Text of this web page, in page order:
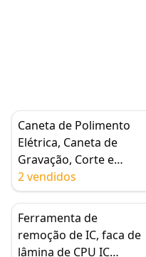
Caneta de Polimento
Elétrica, Caneta de
Gravação, Corte e
Polimento de PCB da
Placa-Mãe IC CPU, 3
Velocidades
2 vendidos
Ferramenta de
remoção de IC, faca de
lâmina de CPU IC